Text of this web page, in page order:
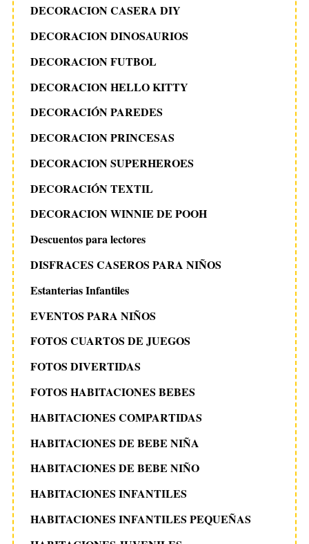
DECORACION CASERA DIY
DECORACION DINOSAURIOS
DECORACION FUTBOL
DECORACION HELLO KITTY
DECORACIÓN PAREDES
DECORACION PRINCESAS
DECORACION SUPERHEROES
DECORACIÓN TEXTIL
DECORACION WINNIE DE POOH
Descuentos para lectores
DISFRACES CASEROS PARA NIÑOS
Estanterias Infantiles
EVENTOS PARA NIÑOS
FOTOS CUARTOS DE JUEGOS
FOTOS DIVERTIDAS
FOTOS HABITACIONES BEBES
HABITACIONES COMPARTIDAS
HABITACIONES DE BEBE NIÑA
HABITACIONES DE BEBE NIÑO
HABITACIONES INFANTILES
HABITACIONES INFANTILES PEQUEÑAS